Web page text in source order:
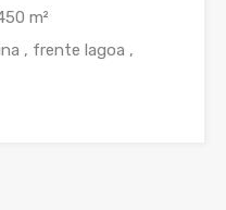
m²
, frente lagoa ,